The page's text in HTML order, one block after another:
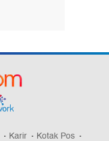
Karir Kotak Pos